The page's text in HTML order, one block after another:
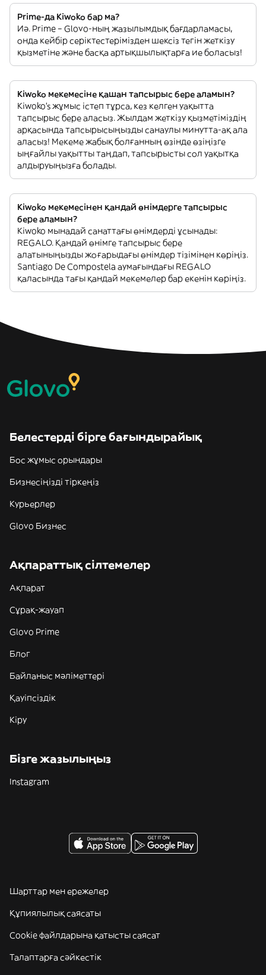
Prime-да Kiwoko бар ма?
Иә. Prime – Glovo-ның жазылымдық бағдарламасы,
онда кейбір серіктестерімізден шексіз тегін жеткізу
қызметіне және басқа артықшылықтарға ие боласыз!
Kiwoko мекемесіне қашан тапсырыс бере аламын?
Kiwoko’s жұмыс істеп тұрса, кез келген уақытта
тапсырыс бере аласыз. Жылдам жеткізу қызметіміздің
арқасында тапсырысыңызды санаулы минутта-ақ ала
аласыз! Мекеме жабық болғанның өзінде өзіңізге
ыңғайлы уақытты таңдап, тапсырысты сол уақытқа
алдыруыңызға болады.
Kiwoko мекемесінен қандай өнімдерге тапсырыс
бере аламын?
Kiwoko мынадай санаттағы өнімдерді ұсынады:
REGALO. Қандай өнімге тапсырыс бере
алатыныңызды жоғарыдағы өнімдер тізімінен көріңіз.
Santiago De Compostela аумағындағы REGALO
қаласында тағы қандай мекемелер бар екенін көріңіз.
Белестерді бірге бағындырайық
Бос жұмыс орындары
Бизнесіңізді тіркеңіз
Курьерлер
Glovo Бизнес
Ақпараттық сілтемелер
Ақпарат
Сұрақ-жауап
Glovo Prime
Блог
Байланыс мәліметтері
Қауіпсіздік
Кіру
Бізге жазылыңыз
Instagram
Шарттар мен ережелер
Құпиялылық саясаты
Cookie файлдарына қатысты саясат
Талаптарға сәйкестік